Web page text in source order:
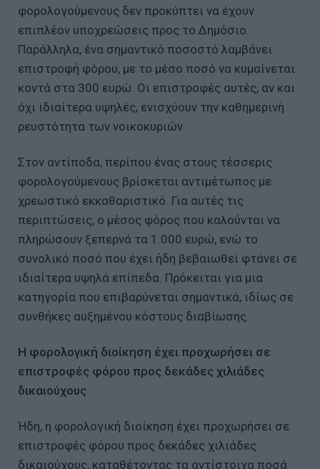
φορολογούμενους δεν προκύπτει να έχουν
επιπλέον υποχρεώσεις προς το Δημόσιο.
Παράλληλα, ένα σημαντικό ποσοστό λαμβάνει
επιστροφή φόρου, με το μέσο ποσό να κυμαίνεται
κοντά στα 300 ευρώ. Οι επιστροφές αυτές, αν και
όχι ιδιαίτερα υψηλές, ενισχύουν την καθημερινή
ρευστότητα των νοικοκυριών.
Στον αντίποδα, περίπου ένας στους τέσσερις
φορολογούμενους βρίσκεται αντιμέτωπος με
χρεωστικό εκκαθαριστικό. Για αυτές τις
περιπτώσεις, ο μέσος φόρος που καλούνται να
πληρώσουν ξεπερνά τα 1.000 ευρώ, ενώ το
συνολικό ποσό που έχει ήδη βεβαιωθεί φτάνει σε
ιδιαίτερα υψηλά επίπεδα. Πρόκειται για μια
κατηγορία που επιβαρύνεται σημαντικά, ιδίως σε
συνθήκες αυξημένου κόστους διαβίωσης.
Η φορολογική διοίκηση έχει προχωρήσει σε
επιστροφές φόρου προς δεκάδες χιλιάδες
δικαιούχους
Ήδη, η φορολογική διοίκηση έχει προχωρήσει σε
επιστροφές φόρου προς δεκάδες χιλιάδες
δικαιούχους, καταθέτοντας τα αντίστοιχα ποσά